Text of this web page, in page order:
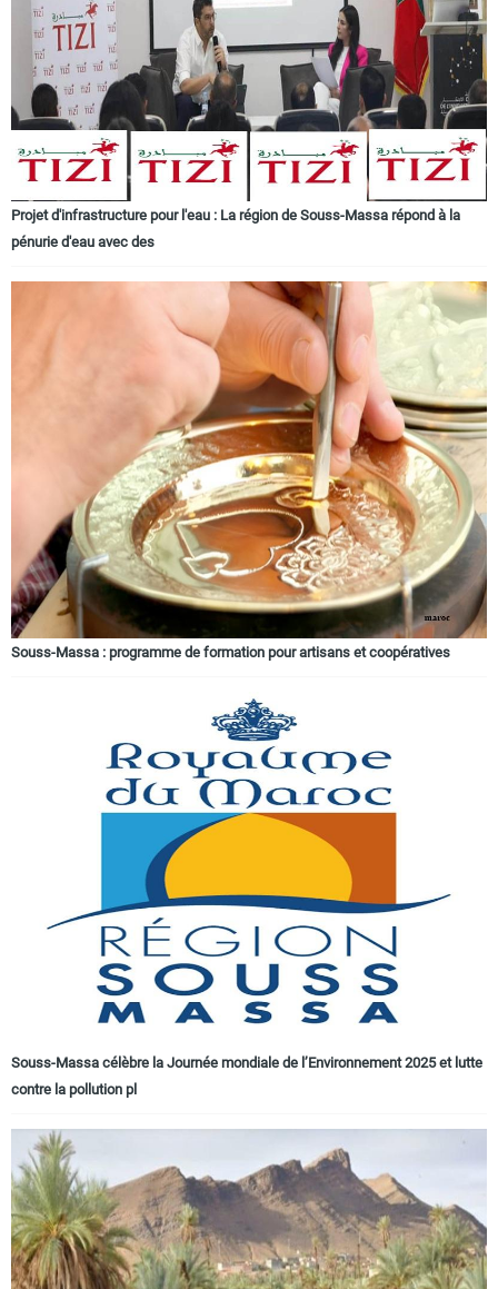
Circuits touristiques
Tourisme
Régions
Projet d'infrastructure pour l'eau : La région de Souss-Massa répond à la
pénurie d'eau avec des
Souss-Massa : programme de formation pour artisans et coopératives
Souss-Massa célèbre la Journée mondiale de l’Environnement 2025 et lutte
contre la pollution pl